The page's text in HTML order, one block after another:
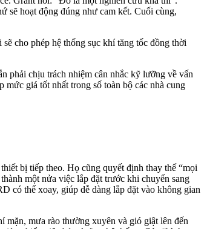
sẽ hoạt động đúng như cam kết. Cuối cùng,
cho phép hệ thống sục khí tăng tốc đồng thời
phải chịu trách nhiệm cân nhắc kỹ lưỡng về vấn
giá tốt nhất trong số toàn bộ các nhà cung
bị tiếp theo. Họ cũng quyết định thay thế “mọi
một nửa việc lắp đặt trước khi chuyển sang
có thể xoay, giúp dễ dàng lắp đặt vào không gian
mưa rào thường xuyên và gió giật lên đến